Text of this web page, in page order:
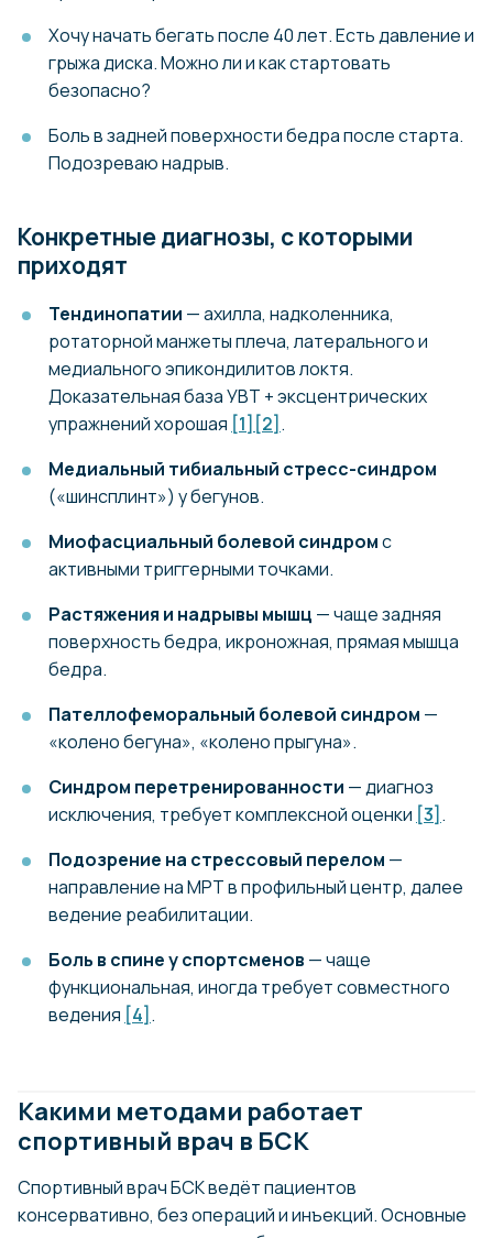
Хочу начать бегать после 40 лет. Есть давление и
грыжа диска. Можно ли и как стартовать
безопасно?
Боль в задней поверхности бедра после старта.
Подозреваю надрыв.
Конкретные диагнозы, с которыми
приходят
Тендинопатии — ахилла, надколенника,
ротаторной манжеты плеча, латерального и
медиального эпикондилитов локтя.
Доказательная база УВТ + эксцентрических
упражнений хорошая [1][2].
Медиальный тибиальный стресс-синдром
(«шинсплинт») у бегунов.
Миофасциальный болевой синдромс
активными триггерными точками.
Растяжения и надрывы мышц — чаще задняя
поверхность бедра, икроножная, прямая мышца
бедра.
Пателлофеморальный болевой синдром —
«колено бегуна», «колено прыгуна».
Синдром перетренированности — диагноз
исключения, требует комплексной оценки [3].
Подозрение на стрессовый перелом —
направление на МРТ в профильный центр, далее
ведение реабилитации.
Боль в спине у спортсменов — чаще
функциональная, иногда требует совместного
ведения [4].
Какими методами работает
спортивный врач в БСК
Спортивный врач БСК ведёт пациентов
консервативно, без операций и инъекций. Основные